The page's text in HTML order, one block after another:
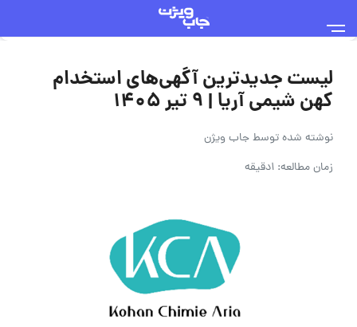
لیست جدیدترین آگهی‌های استخدام
کهن شیمی آریا | ۹ تیر ۱۴۰۵
نوشته شده توسطجاب ویژن
زمان مطالعه: 1دقیقه